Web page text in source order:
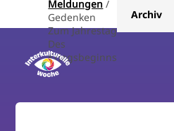
Meldungen
Gedenken
Zum Jahrestag
Des
Kriegsbeginns
Archiv